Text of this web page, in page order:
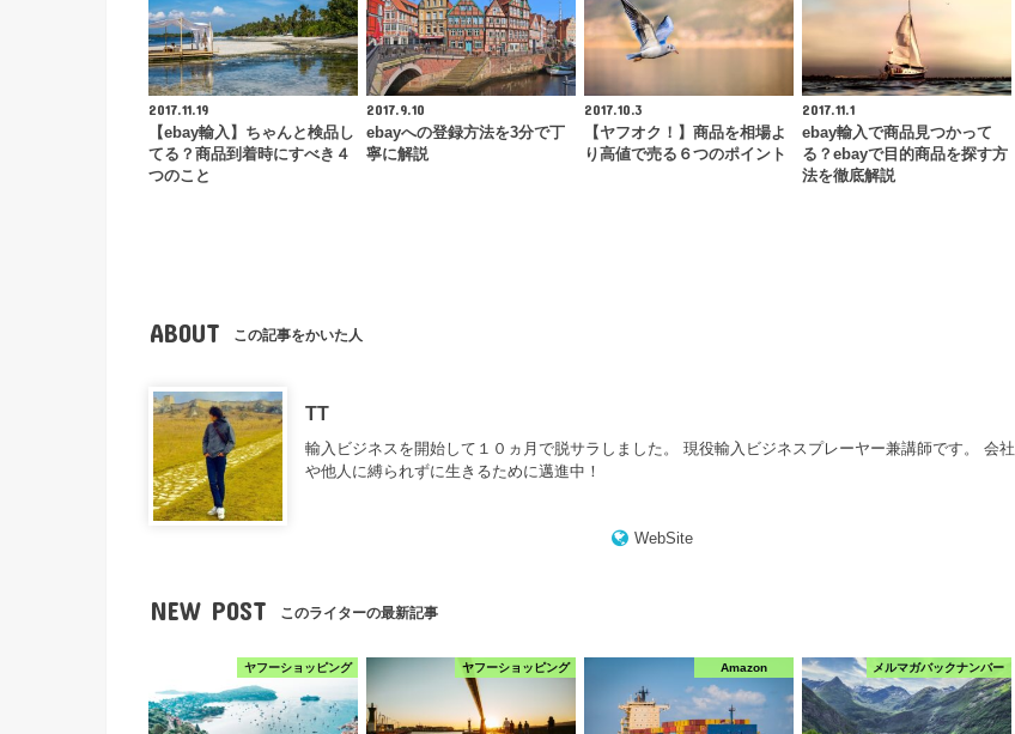
2017.11.19
【ebay輸入】ちゃんと検品し
てる？商品到着時にすべき４
つのこと
2017.9.10
ebayへの登録方法を3分で丁
寧に解説
2017.10.3
【ヤフオク！】商品を相場よ
り高値で売る６つのポイント
2017.11.1
ebay輸入で商品見つかって
る？ebayで目的商品を探す方
法を徹底解説
ABOUT この記事をかいた人
TT
輸入ビジネスを開始して１０ヵ月で脱サラしました。 現役輸入ビジネスプレーヤー兼講師です。 会社
や他人に縛られずに生きるために邁進中！
WebSite
NEW POST このライターの最新記事
ヤフーショッピング ヤフーショッピング Amazon メルマガバックナンバー